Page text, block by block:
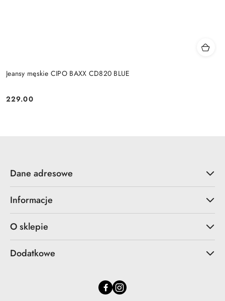
Jeansy męskie CIPO BAXX CD820 BLUE
Cena:
229.00
Dane adresowe
Informacje
O sklepie
Dodatkowe